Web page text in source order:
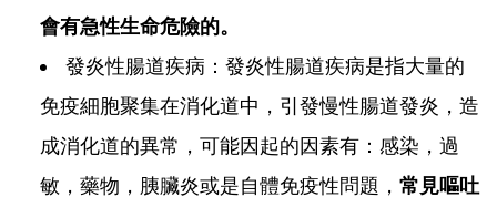
會有急性生命危險的。
發炎性腸道疾病：發炎性腸道疾病是指大量的
免疫細胞聚集在消化道中，引發慢性腸道發炎，造
成消化道的異常，可能因起的因素有：感染，過
敏，藥物，胰臟炎或是自體免疫性問題， 常見嘔吐